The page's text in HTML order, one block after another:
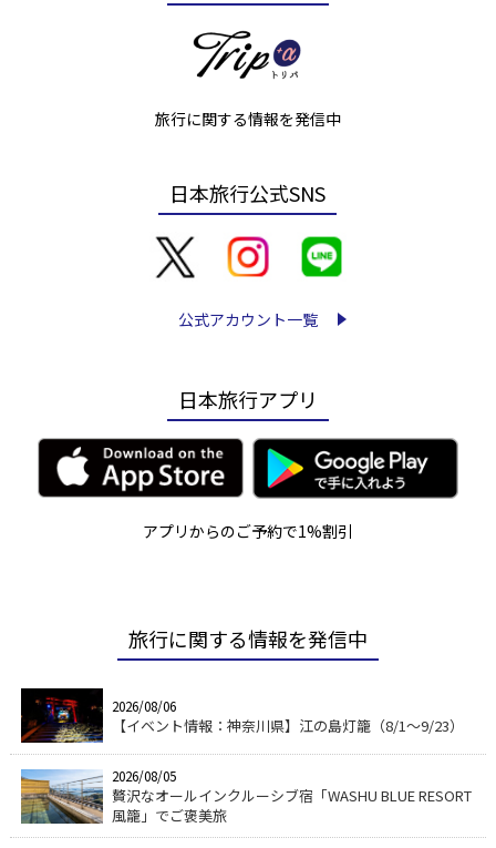
旅行に関する情報を発信中
日本旅行公式SNS
公式アカウント一覧
日本旅行アプリ
アプリからのご予約で1%割引
旅行に関する情報を発信中
2026/08/06
【イベント情報：神奈川県】江の島灯籠（8/1～9/23）
2026/08/05
贅沢なオールインクルーシブ宿「WASHU BLUE RESORT
風籠」でご褒美旅